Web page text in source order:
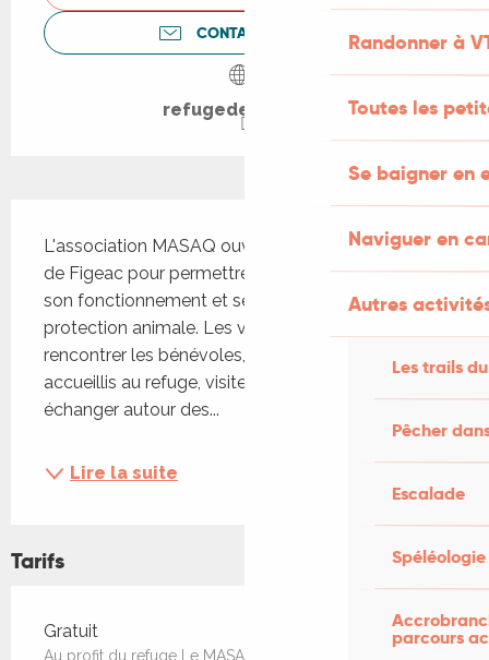
Randonner à
Toutes les
Se baigner en
Naviguer en
Autres
Les trails
Pêcher
Escalade
Spéléologie
parcours
CONTACTEZ-NOUS
refugedefigeac.fr
L'association MASAQ ouvre les portes du refuge
de Figeac pour permettre au public de découvrir
son fonctionnement et ses missions de
protection animale. Les visiteurs pourront
rencontrer les bénévoles, découvrir les animaux
accueillis au refuge, visiter les installations et
échanger autour des...
Lire la suite
Tarifs
Tarifs 2026
Gratuit
Au profit du refuge Le MASAQ